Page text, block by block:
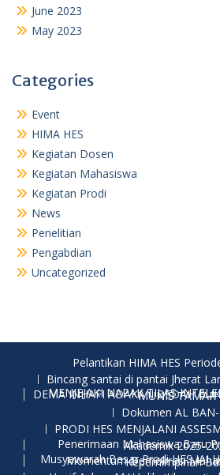
June 2023
May 2023
Categories
Event
HIMA HES
Kegiatan Dosen
Kegiatan Mahasiswa
Kegiatan Prodi
News
Penelitian
Pengabdian
Uncategorized
Pelantikan HIMA HES
Bincang santai di pantai Jherat
MENJEJAKI NAPAK TILAS INTELEKTUAL BAWEAN, DEMA INHAFI ADAKAN BEDAH BUKU ALM. RAFIUDDIN MUNIS TAMAR
Dokumen AL
PRODI HES MENJALANI
Penerimaan Mahasiswa Baru Prodi HES Tahun Akademik
Musyawarah Besar Prodi HES IAI Hasan Jufri Bawean: Momentum Demokrasi Mahasiswa Menuju